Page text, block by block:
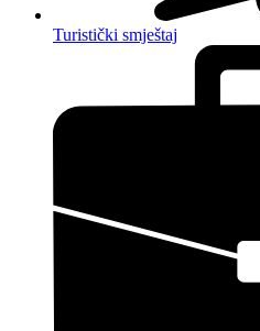
Turistički smještaj